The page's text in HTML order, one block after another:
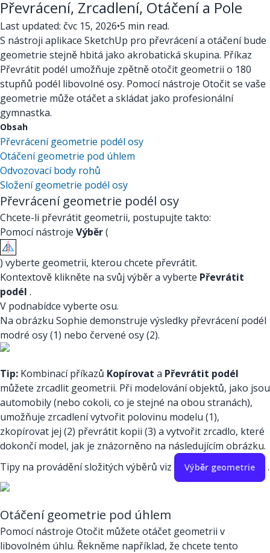
Převrácení, Zrcadlení, Otáčení a Pole
Last updated: čvc 15, 2026•5 min read.
S nástroji aplikace SketchUp pro převrácení a otáčení bude
geometrie stejně hbitá jako akrobatická skupina. Příkaz
Převrátit podél umožňuje zpětně otočit geometrii o 180
stupňů podél libovolné osy. Pomocí nástroje Otočit se vaše
geometrie může otáčet a skládat jako profesionální
gymnastka.
Obsah
Převrácení geometrie podél osy
Otáčení geometrie pod úhlem
Odvozovací body rohů
Složení geometrie podél osy
Převrácení geometrie podél osy
Chcete-li převrátit geometrii, postupujte takto:
Pomocí nástroje Výběr(
) vyberte geometrii, kterou chcete převrátit.
Kontextově klikněte na svůj výběr a vyberte Převrátit
podél .
V podnabídce vyberte osu.
Na obrázku Sophie demonstruje výsledky převrácení podél
modré osy (1) nebo červené osy (2).
Tip: Kombinací příkazů Kopírovat a Převrátit podél
můžete zrcadlit geometrii. Při modelování objektů, jako jsou
automobily (nebo cokoli, co je stejné na obou stranách),
umožňuje zrcadlení vytvořit polovinu modelu (1),
zkopírovat jej (2) převrátit kopii (3) a vytvořit zrcadlo, které
dokončí model, jak je znázorněno na následujícím obrázku.
Tipy na provádění složitých výběrů viz
Výběr geometrie .
Otáčení geometrie pod úhlem
Pomocí nástroje Otočit můžete otáčet geometrii v
libovolném úhlu. Řekněme například, že chcete tento